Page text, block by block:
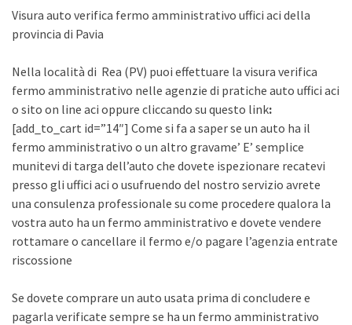
Visura auto verifica fermo amministrativo uffici aci della
provincia di Pavia
Nella località di Rea (PV) puoi effettuare la visura verifica
fermo amministrativo nelle agenzie di pratiche auto uffici aci
o sito on line aci oppure cliccando su questo link:
[add_to_cart id=”14″] Come si fa a saper se un auto ha il
fermo amministrativo o un altro gravame’ E’ semplice
munitevi di targa dell’auto che dovete ispezionare recatevi
presso gli uffici aci o usufruendo del nostro servizio avrete
una consulenza professionale su come procedere qualora la
vostra auto ha un fermo amministrativo e dovete vendere
rottamare o cancellare il fermo e/o pagare l’agenzia entrate
riscossione
Se dovete comprare un auto usata prima di concludere e
pagarla verificate sempre se ha un fermo amministrativo